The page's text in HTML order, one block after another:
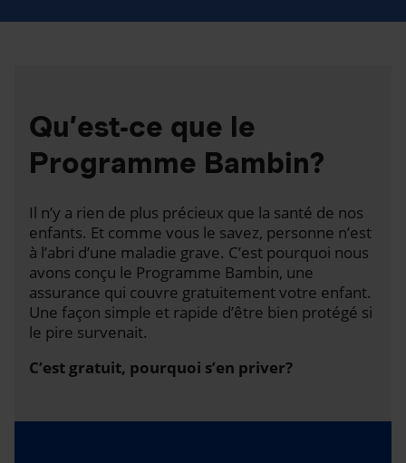
Qu’est-ce que le
Programme Bambin?
Il n’y a rien de plus précieux que la santé de nos
enfants. Et comme vous le savez, personne n’est
à l’abri d’une maladie grave. C’est pourquoi nous
avons conçu le Programme Bambin, une
assurance qui couvre gratuitement votre enfant.
Une façon simple et rapide d’être bien protégé si
le pire survenait.
C’est gratuit, pourquoi s’en priver?